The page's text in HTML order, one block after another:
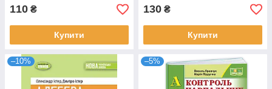
110 ₴
Купити
130 ₴
Купити
–10% –5%